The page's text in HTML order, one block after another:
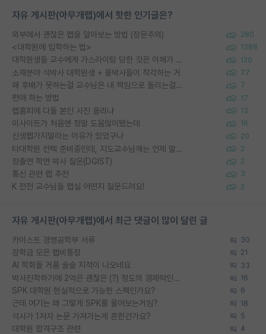
자유 게시판(아무개랩)에서 핫한 인기글은?
외부에서 괜찮은 랩을 알아보는 방법 (장문주의) 280
<대학원에 입학하는 법> 1388
대학원생들 교수에게 가스라이팅 당한 것은 이해가 갑니다. 안타깝네요. 120
소재분야 석박사 대학원생 + 물박사들이 착각하는 거 77
왜 후배가 못하는걸 교수님은 내 책임으로 돌리는걸까요? 7
편애 하는 방법 17
랩홈피에 다들 본인 사진 올리냐 13
이사이트가 처음엔 정말 도움많이됐는데 16
신생랩가지말라는 이유가 있었구나 20
타대학원 컨텍 준비중인데, 지도교수님께는 언제 말씀드려야 할까요? 2
정출연 학연 박사 질문(DGIST) 2
통신 관련 랩 추천 3
K 전전 교수님들 랩실 어떤지 질문드려요! 2
자유 게시판(아무개랩)에서 최근 댓글이 많이 달린 글
카이스트 경영공학부 서류 30
장학금 모은 랩비통장 21
AI 학회들 거품 슬슬 지적이 나오네요 33
박사진학하기에 2억은 괜찮은 (?) 정도의 경제력인가요 16
SPK 대학원 현실적으로 가능한 스펙인가요? 6
근데 여기는 왜 그렇게 SPK를 물어보는거임? 18
석사가 1저자 논문 가져가는게 흔한건가요? 5
대학원 합격구조 관련 4